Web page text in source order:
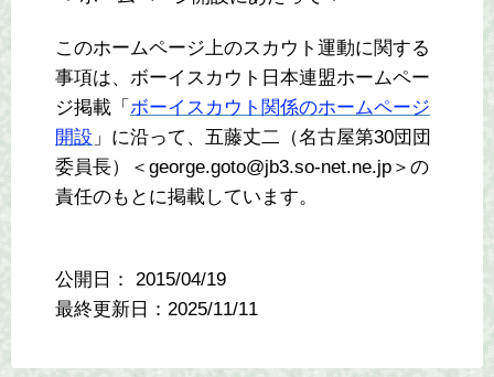
このホームページ上のスカウト運動に関する
事項は、ボーイスカウト日本連盟ホームペー
ジ掲載「 ボーイスカウト関係のホームページ
開設 」に沿って、五藤丈二（名古屋第30団団
委員長）＜george.goto@jb3.so-net.ne.jp＞の
責任のもとに掲載しています。
公開日： 2015/04/19
最終更新日：2025/11/11